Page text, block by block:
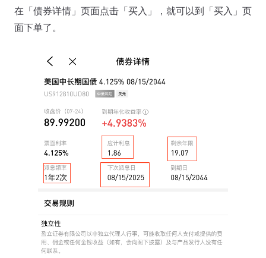
在「债券详情」页面点击「买入」，就可以到「买入」页
面下单了。